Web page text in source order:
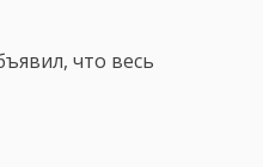
что весь